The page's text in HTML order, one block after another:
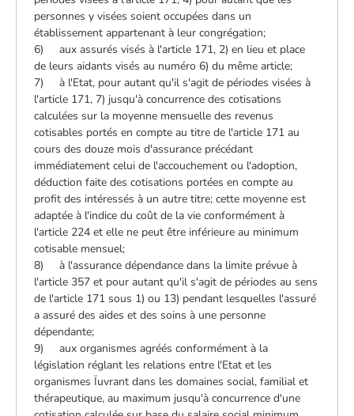
personnes y visées soient occupées dans un
établissement appartenant à leur congrégation;
6) aux assurés visés à l'article 171, 2) en lieu et place
de leurs aidants visés au numéro 6) du même article;
7) à l'Etat, pour autant qu'il s'agit de périodes visées à
l'article 171, 7) jusqu'à concurrence des cotisations
calculées sur la moyenne mensuelle des revenus
cotisables portés en compte au titre de l'article 171 au
cours des douze mois d'assurance précédant
immédiatement celui de l'accouchement ou l'adoption,
déduction faite des cotisations portées en compte au
profit des intéressés à un autre titre; cette moyenne est
adaptée à l'indice du coût de la vie conformément à
l'article 224 et elle ne peut être inférieure au minimum
cotisable mensuel;
8) à l'assurance dépendance dans la limite prévue à
l'article 357 et pour autant qu'il s'agit de périodes au sens
de l'article 171 sous 1) ou 13) pendant lesquelles l'assuré
a assuré des aides et des soins à une personne
dépendante;
9) aux organismes agréés conformément à la
législation réglant les relations entre l'Etat et les
organismes Ïuvrant dans les domaines social, familial et
thérapeutique, au maximum jusqu'à concurrence d'une